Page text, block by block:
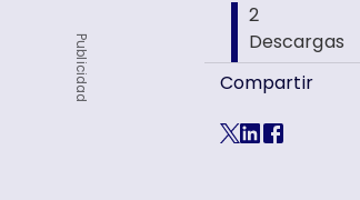
Publicidad
2
Descargas
Compartir